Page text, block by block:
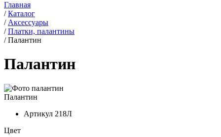
Главная
/ Каталог
/ Аксессуары
/ Платки, палантины
/ Палантин
Палантин
Палантин
Артикул 218Л
Цвет